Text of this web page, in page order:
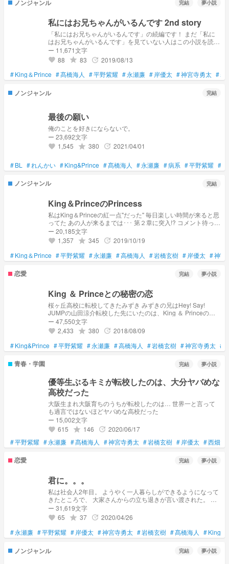
ノンジャンル 完結 夢小説
私にはお兄ちゃんがいるんです 2nd story
「私にはお兄ちゃんがいるんです」の続編です！ まだ「私に
はお兄ちゃんがいるんです」を見ていない人はこの小説を読む
前に「私にはお兄ちゃんがいるんです」を見てください！
ー 11,671文字
favorite 88 grade 83 update 2019/08/13
#King＆Prince #髙橋海人 #平野紫耀 #永瀬廉 #岸優太 #神宮寺勇太 #岩
ノンジャンル 完結
最後の願い
俺のことを好きにならないで。
ー 23,692文字
favorite 1,545 grade 380 update 2021/04/01
#BL #れんかい #King&Prince #髙橋海人 #永瀬廉 #病系 #平野紫耀 #
ノンジャンル 完結
King＆PrinceのPrincess
私はKing＆Princeの紅一点"だった" 毎日楽しい時間が来ると思
ってた あの人が来るまでは･･･ 第２章に突入!? コメント待って
ます(リクエスト等も)
ー 20,185文字
favorite 1,357 grade 345 update 2019/10/19
#King＆Prince #平野紫耀 #永瀬廉 #高橋海人 #岩橋玄樹 # 岸優太 #神宮
恋愛 完結 夢小説
King ＆ Princeとの秘密の恋
桜ヶ丘高校に転校してきたみずき みずきの兄はHey! Say!
JUMPの山田涼介転校した先にいたのは、King ＆ Princeのメ
ンバーだった❤❤これから引き起こるKing ＆ Princeとみずきと
の秘密の恋♥
ー 47,550文字
favorite 2,433 grade 380 update 2018/08/09
#King&Prince #平野紫耀 #永瀬廉 #高橋海人 #岩橋玄樹 #神宮寺勇太 #
青春・学園 完結 夢小説
優等生ぶるキミが転校したのは、大分ヤバめな
高校だった
大阪生まれ大阪育ちのうちが転校したのは… 世界一と言って
も過言ではないほどヤバめな高校だった
ー 15,002文字
favorite 615 grade 146 update 2020/06/17
#平野紫耀 #永瀬廉 #髙橋海人 #神宮寺勇太 #岩橋玄樹 # 岸優太 #西畑大
恋愛 完結 夢小説
君に。。。
私は社会人2年目。 ようやく一人暮らしができるようになって
きたところで、 大家さんからの立ち退きが言い渡された。 引
っ越しが決まり、これから心機一転再スタートです。
ー 31,619文字
favorite 65 grade 37 update 2020/04/26
#永瀬廉 #平野紫耀 # 岸優太 #神宮寺勇太 #岩橋玄樹 #髙橋海人 #
ノンジャンル 完結 夢小説